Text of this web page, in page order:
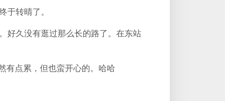
于转晴了。
好久没有逛过那么长的路了。在东站
有点累，但也蛮开心的。哈哈